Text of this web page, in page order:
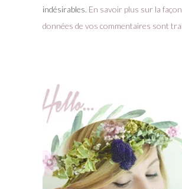
indésirables. En savoir plus sur la
données de vos commentaires sont